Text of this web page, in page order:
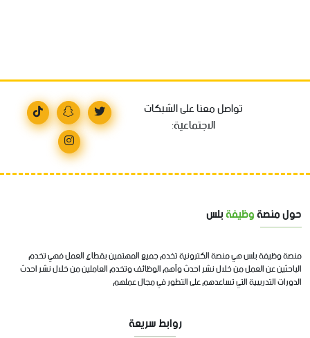
تواصل معنا على الشبكات
الاجتماعية:
حول منصةوظيفةبلس
منصة وظيفة بلس هي منصة الكترونية تخدم جميع المهتمين بقطاع العمل فهي تخدم
الباحثين عن العمل من خلال نشر احدث وأهم الوظائف وتخدم العاملين من خلال نشر احدث
الدورات التدريبية التي تساعدهم على التطور في مجال عملهم
روابط سريعة